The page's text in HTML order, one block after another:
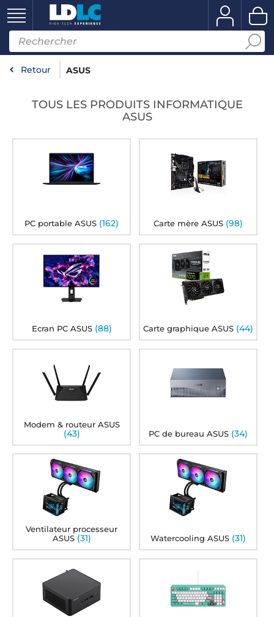
Retour ASUS
TOUS LES PRODUITS INFORMATIQUE
ASUS
PC portable ASUS (162) Carte mère ASUS (98)
Ecran PC ASUS (88) Carte graphique ASUS (44)
Modem & routeur ASUS
(43) PC de bureau ASUS (34)
Ventilateur processeur
ASUS (31) Watercooling ASUS (31)